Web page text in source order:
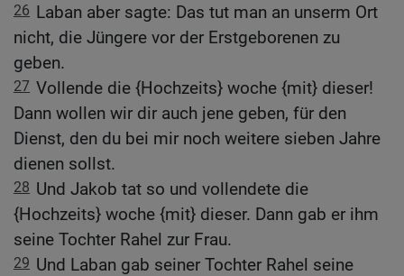
26 Laban aber sagte: Das tut man an unserm Ort
nicht, die Jüngere vor der Erstgeborenen zu
geben.
27 Vollende die {Hochzeits} woche {mit} dieser!
Dann wollen wir dir auch jene geben, für den
Dienst, den du bei mir noch weitere sieben Jahre
dienen sollst.
28 Und Jakob tat so und vollendete die
{Hochzeits} woche {mit} dieser. Dann gab er ihm
seine Tochter Rahel zur Frau.
29 Und Laban gab seiner Tochter Rahel seine